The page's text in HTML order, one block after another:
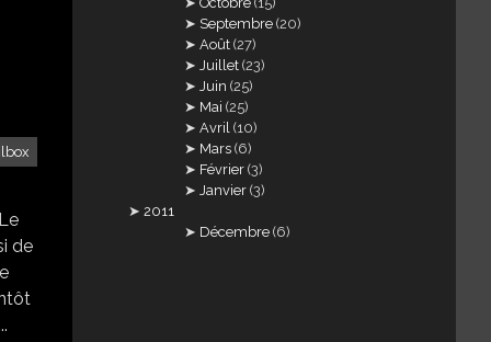
de
Septembre (20)
Août (27)
Juillet (23)
Juin (25)
Mai (25)
Avril (10)
Mars (6)
Février (3)
Janvier (3)
2011
Décembre (6)